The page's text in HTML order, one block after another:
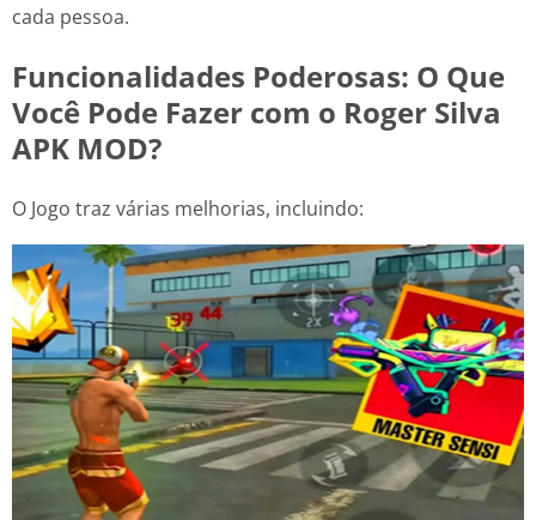
cada pessoa.
Funcionalidades Poderosas: O Que
Você Pode Fazer com o Roger Silva
APK MOD?
O Jogo traz várias melhorias, incluindo: